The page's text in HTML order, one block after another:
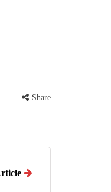
Share